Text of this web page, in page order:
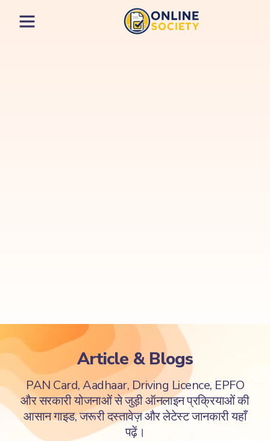
Article & Blogs
PAN Card, Aadhaar, Driving Licence, EPFO
और सरकारी योजनाओं से जुड़ी ऑनलाइन प्रक्रियाओं की
आसान गाइड, जरूरी दस्तावेज़ और लेटेस्ट जानकारी यहाँ
पढ़ें।